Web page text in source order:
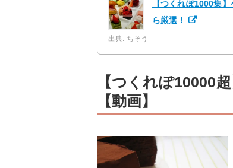
【つくれぽ1000集
ら厳選！
出典: ちそう
【つくれぽ10000
【動画】